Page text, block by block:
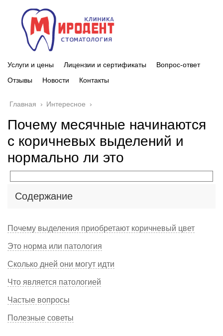
Услуги и цены Лицензии и сертификаты
Вопрос-ответ
Отзывы
Новости Контакты
Главная › Интересное ›
Почему месячные начинаются
с коричневых выделений и
нормально ли это
Содержание
Почему выделения приобретают коричневый цвет
Это норма или патология
Сколько дней они могут идти
Что является патологией
Частые вопросы
Полезные советы